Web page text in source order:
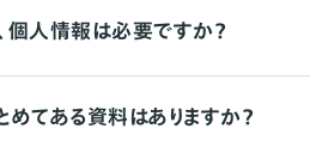
個人情報は必要ですか？
めてある資料はありますか？